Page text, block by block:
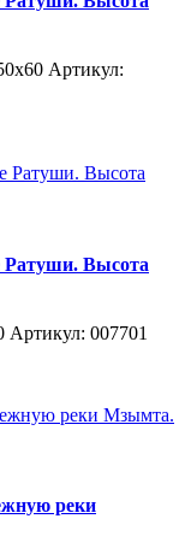
Артикул:
Ратуши. Высота
Артикул: 007701
реки